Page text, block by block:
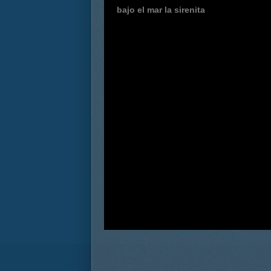
bajo el mar la sirenita